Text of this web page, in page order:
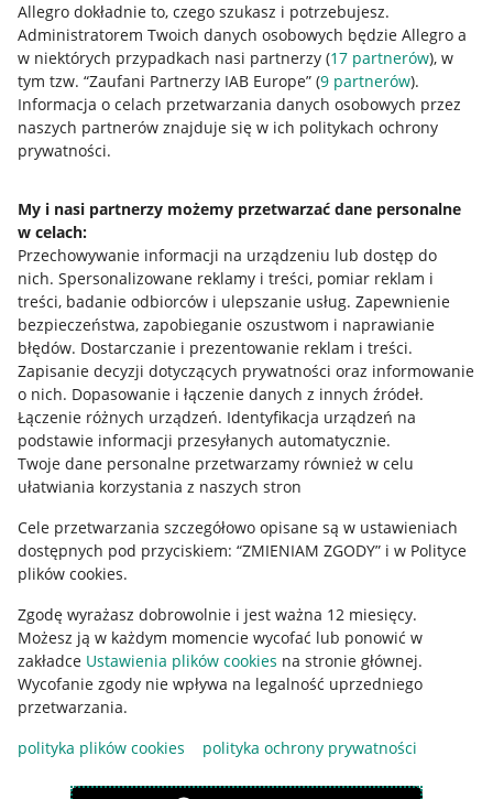
Allegro dokładnie to, czego szukasz i potrzebujesz.
Administratorem Twoich danych osobowych będzie Allegro a
w niektórych przypadkach nasi partnerzy (17 partnerów), w
tym tzw. “Zaufani Partnerzy IAB Europe” (9 partnerów).
Informacja o celach przetwarzania danych osobowych przez
naszych partnerów znajduje się w ich politykach ochrony
prywatności.
My i nasi partnerzy możemy przetwarzać dane personalne
w celach:
Przechowywanie informacji na urządzeniu lub dostęp do
nich. Spersonalizowane reklamy i treści, pomiar reklam i
treści, badanie odbiorców i ulepszanie usług. Zapewnienie
bezpieczeństwa, zapobieganie oszustwom i naprawianie
błędów. Dostarczanie i prezentowanie reklam i treści.
Zapisanie decyzji dotyczących prywatności oraz informowanie
o nich. Dopasowanie i łączenie danych z innych źródeł.
Łączenie różnych urządzeń. Identyfikacja urządzeń na
podstawie informacji przesyłanych automatycznie.
Twoje dane personalne przetwarzamy również w celu
ułatwiania korzystania z naszych stron
Cele przetwarzania szczegółowo opisane są w ustawieniach
dostępnych pod przyciskiem: “ZMIENIAM ZGODY” i w Polityce
plików cookies.
Zgodę wyrażasz dobrowolnie i jest ważna 12 miesięcy.
Możesz ją w każdym momencie wycofać lub ponowić w
zakładce Ustawienia plików cookies na stronie głównej.
Wycofanie zgody nie wpływa na legalność uprzedniego
przetwarzania.
polityka plików cookies
polityka ochrony prywatności
Przydatne informacje
Jak to działa
Allegro Gadane dla sprzedających
Allegro Gadane dla kupujących
Mapa miejscowości
Informacje prawne
Regulamin
Polityka plików "cookies"
Ustawienia plików "cookies"
Udostępnianie lokalizacji
Informacje dla Aktu o Usługach Cyfrowych
Pobierz aplikację